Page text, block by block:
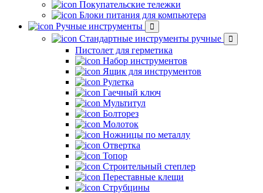
Покупательские тележки
Блоки питания для компьютера
Ручные инструменты
Стандартные инструменты ручные
Пистолет для герметика
Набор инструментов
Ящик для инструментов
Рулетка
Гаечный ключ
Мультитул
Болторез
Молоток
Ножницы по металлу
Отвертка
Топор
Строительный степлер
Переставные клещи
Струбцины